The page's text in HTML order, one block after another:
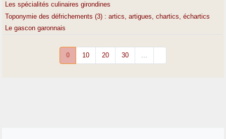
Les spécialités culinaires girondines
Toponymie des défrichements (3) : artics, artigues, chartics, échartics
Le gascon garonnais
0 10 20 30